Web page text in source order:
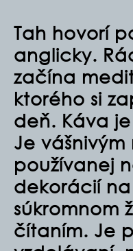
Tah hovorí
anglicky.
začína
ktorého si
deň. Káva
Je
používanej
dekorácií
súkromnom
čítaním. Je